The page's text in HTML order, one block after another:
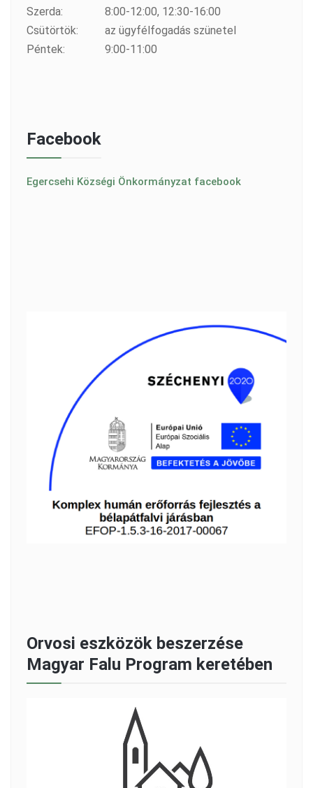
Szerda:
8:00-12:00, 12:30-16:00
Csütörtök:
az ügyfélfogadás szünetel
Péntek:
9:00-11:00
Facebook
Egercsehi Községi Önkormányzat facebook
Orvosi eszközök beszerzése
Magyar Falu Program keretében